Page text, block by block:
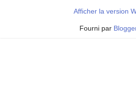
Afficher la version
Fourni par